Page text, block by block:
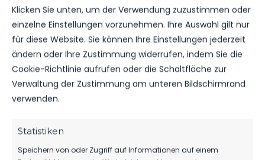
Klicken Sie unten, um der Verwendung zuzustimmen oder
einzelne Einstellungen vorzunehmen. Ihre Auswahl gilt nur
für diese Website. Sie können Ihre Einstellungen jederzeit
ändern oder Ihre Zustimmung widerrufen, indem Sie die
Cookie-Richtlinie aufrufen oder die Schaltfläche zur
Verwaltung der Zustimmung am unteren Bildschirmrand
verwenden.
Statistiken
Speichern von oder Zugriff auf Informationen auf einem
VS.
SC EINTRACHT MIERSDORF/​ZEUTHEN
0 TORE 0
0